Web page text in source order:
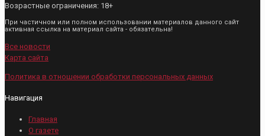
Возрастные ограничения: 18+
При частичном или полном использовании материалов данного сайт
активная ссылка на материал сайта - обязательна!
Все новости
Карта сайта
Политика в отношении обработки персональных данных
Навигация
Главная
О газете